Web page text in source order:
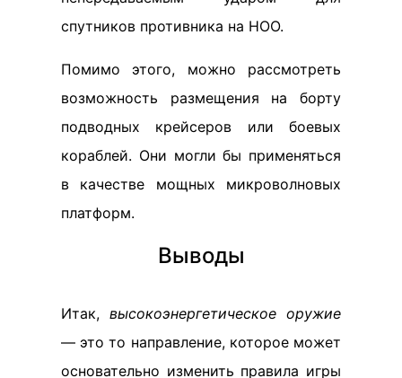
спутников противника на НОО.
Помимо этого, можно рассмотреть
возможность размещения на борту
подводных крейсеров или боевых
кораблей. Они могли бы применяться
в качестве мощных микроволновых
платформ.
Выводы
Итак, высокоэнергетическое оружие
— это то направление, которое может
основательно изменить правила игры